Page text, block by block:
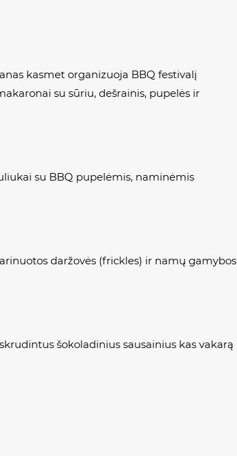
kasmet organizuoja BBQ festivalį
su sūriu, dešrainis, pupelės ir
su BBQ pupelėmis, naminėmis
daržovės (frickles) ir namų gamybos
šokoladinius sausainius kas vakarą